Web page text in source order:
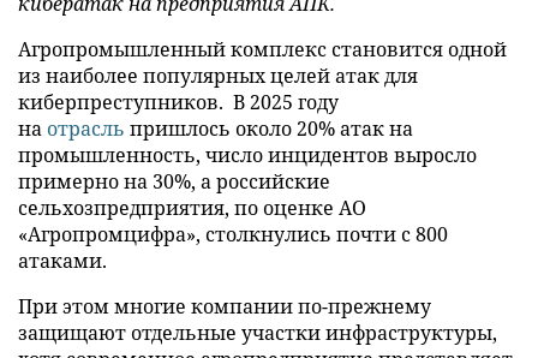
Агропромышленный комплекс становится одной
из наиболее популярных целей атак для
киберпреступников. В 2025 году
на отрасль пришлось около 20% атак на
промышленность, число инцидентов выросло
примерно на 30%, а российские
сельхозпредприятия, по оценке АО
«Агропромцифра», столкнулись почти с 800
атаками.
При этом многие компании по-прежнему
защищают отдельные участки инфраструктуры,